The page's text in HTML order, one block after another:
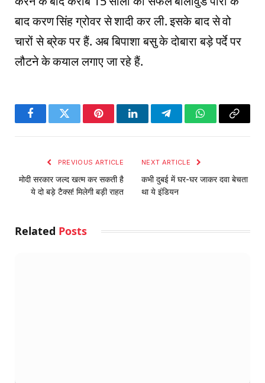
बाद करण सिंह ग्रोवर से शादी कर ली. इसके बाद से वो
चारों से ब्रेक पर हैं. अब बिपाशा बसु के दोबारा बड़े पर्दे पर
लौटने के कयाल लगाए जा रहे हैं.
FacebookTwitter PinterestLinkedInTelegramWhatsApp
Copy
PREVIOUS ARTICLE
मोदी सरकार जल्द खत्म कर सकती है
ये दो बड़े टैक्स! मिलेगी बड़ी राहत
NEXT ARTICLE
कभी दुबई में घर-घर जाकर दवा बेचता
था ये इंडियन
Related Posts